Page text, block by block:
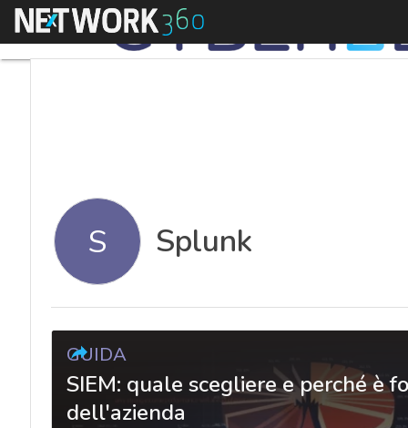
Menu
S Splunk
GUIDA
SIEM: quale scegliere e perché è
dell'azienda